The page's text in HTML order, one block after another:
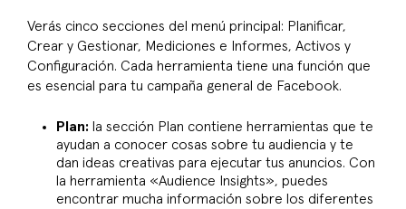
Verás cinco secciones del menú principal: Planificar,
Crear y Gestionar, Mediciones e Informes, Activos y
Configuración. Cada herramienta tiene una función que
es esencial para tu campaña general de Facebook.
Plan: la sección Plan contiene herramientas que te
ayudan a conocer cosas sobre tu audiencia y te
dan ideas creativas para ejecutar tus anuncios. Con
la herramienta «Audience Insights», puedes
encontrar mucha información sobre los diferentes